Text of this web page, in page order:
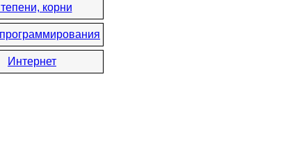
корни
Интернет